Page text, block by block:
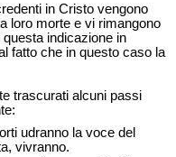
in Cristo vengono
loro morte e vi rimangono
indicazione in
fatto che in questo caso la
trascurati alcuni passi
udranno la voce del
vivranno.